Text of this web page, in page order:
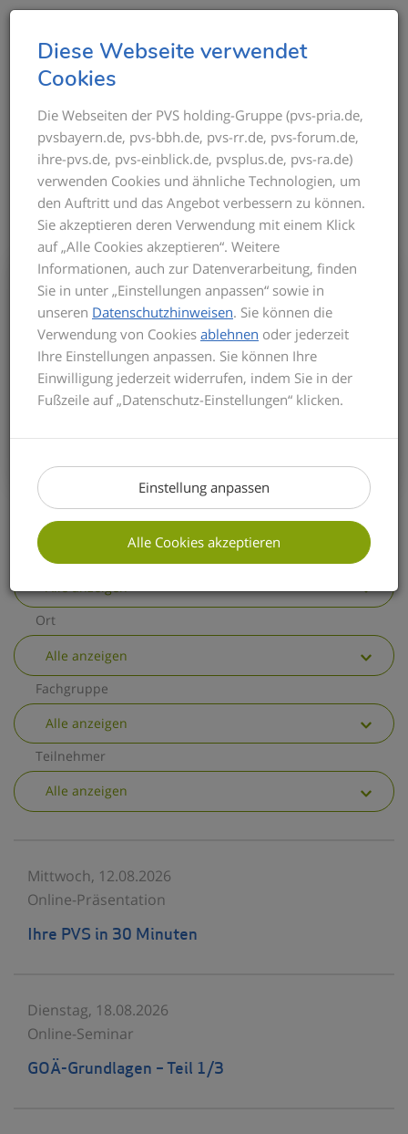
Diese Webseite verwendet
Cookies
Die Webseiten der PVS holding-Gruppe (pvs-pria.de,
pvsbayern.de, pvs-bbh.de, pvs-rr.de, pvs-forum.de,
ihre-pvs.de, pvs-einblick.de, pvsplus.de, pvs-ra.de)
verwenden Cookies und ähnliche Technologien, um
den Auftritt und das Angebot verbessern zu können.
Sie akzeptieren deren Verwendung mit einem Klick
auf „Alle Cookies akzeptieren“. Weitere
Informationen, auch zur Datenverarbeitung, finden
Sie in unter „Einstellungen anpassen“ sowie in
unseren Datenschutzhinweisen. Sie können die
Verwendung von Cookies ablehnen oder jederzeit
Ihre Einstellungen anpassen. Sie können Ihre
Einwilligung jederzeit widerrufen, indem Sie in der
Fußzeile auf „Datenschutz-Einstellungen“ klicken.
Einstellung anpassen
Alle Cookies akzeptieren
THEMEN IM ÜBERBLICK
Bis zum Inkrafttreten der neuen GOÄ gilt
für die Privatabrechnung die aktuelle
GOÄ-Fassung. Auf dieser basieren die
Seminarinhalte. Zu Beginn des Seminars
informieren wir Sie über den derzeitigen
Stand der neuen GOÄ. Zusätzlich
erhalten Sie einen kurzen Überblick über
Thema
Alle anzeigen
Ort
Alle anzeigen
Fachgruppe
Alle anzeigen
Teilnehmer
Alle anzeigen
Mittwoch, 12.08.2026
Online-Präsentation
Ihre PVS in 30 Minuten
Dienstag, 18.08.2026
Online-Seminar
GOÄ-Grundlagen – Teil 1/3